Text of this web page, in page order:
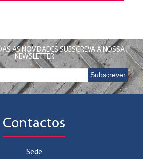
AS NOVIDADES SUBSCREVA A NOSSA
NEWSLETTER
Contactos
Sede